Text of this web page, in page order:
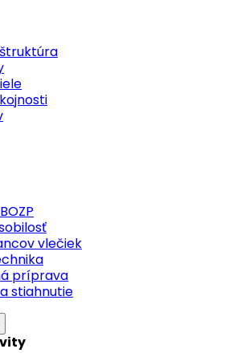
vlečiek
príprava
stiahnutie